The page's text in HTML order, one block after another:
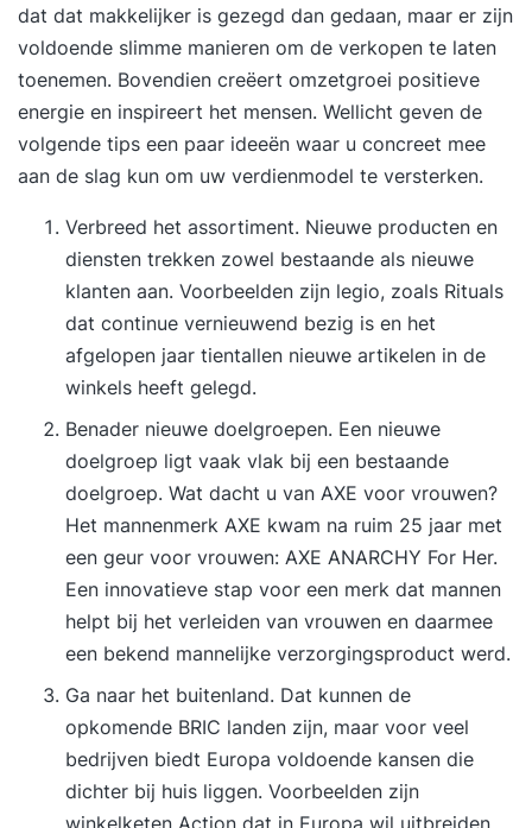
dat dat makkelijker is gezegd dan gedaan, maar er zijn
voldoende slimme manieren om de verkopen te laten
toenemen. Bovendien creëert omzetgroei positieve
energie en inspireert het mensen. Wellicht geven de
volgende tips een paar ideeën waar u concreet mee
aan de slag kun om uw verdienmodel te versterken.
Verbreed het assortiment. Nieuwe producten en
diensten trekken zowel bestaande als nieuwe
klanten aan. Voorbeelden zijn legio, zoals Rituals
dat continue vernieuwend bezig is en het
afgelopen jaar tientallen nieuwe artikelen in de
winkels heeft gelegd.
Benader nieuwe doelgroepen. Een nieuwe
doelgroep ligt vaak vlak bij een bestaande
doelgroep. Wat dacht u van AXE voor vrouwen?
Het mannenmerk AXE kwam na ruim 25 jaar met
een geur voor vrouwen: AXE ANARCHY For Her.
Een innovatieve stap voor een merk dat mannen
helpt bij het verleiden van vrouwen en daarmee
een bekend mannelijke verzorgingsproduct werd.
Ga naar het buitenland. Dat kunnen de
opkomende BRIC landen zijn, maar voor veel
bedrijven biedt Europa voldoende kansen die
dichter bij huis liggen. Voorbeelden zijn
winkelketen Action dat in Europa wil uitbreiden